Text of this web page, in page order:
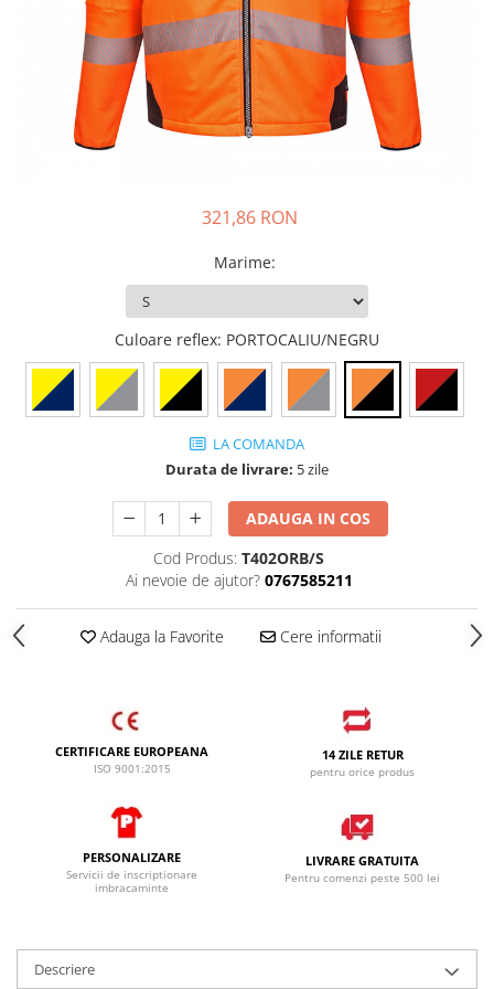
JACHETE DE LUCRU
PANTALONI DE LUCRU
JACHETE VATUITE
INDUSTRIA ALIMENTARA
IMBRACAMINTE ANTICHIMICA |
FESURI, SEPCI, CAPISOANE
HANORACE
INCALTAMINTE
SANDALE-SABOTI
BRANTURI
ACCESORII
RISCURI MINIME
PROTECTIE MECANICA
PROTECTIE CHIMICA
PROTECTIE SUDURA
PROTECTIE TERMICA (FRIG)
UNICA FOLOSINTA
321,86 RON
Marime:
Culoare reflex: PORTOCALIU/NEGRU
LA COMANDA
Durata de livrare: 5 zile
ADAUGA IN COS
Cod Produs: T402ORB/S
Ai nevoie de ajutor? 0767585211
Adauga la Favorite Cere informatii
CERTIFICARE EUROPEANA
ISO 9001:2015
14 ZILE RETUR
pentru orice produs
PERSONALIZARE
Servicii de inscriptionare
imbracaminte
LIVRARE GRATUITA
Pentru comenzi peste 500 lei
Descriere